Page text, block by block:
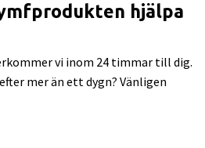
hjälpa
vi inom 24 timmar till dig.
mer än ett dygn? Vänligen